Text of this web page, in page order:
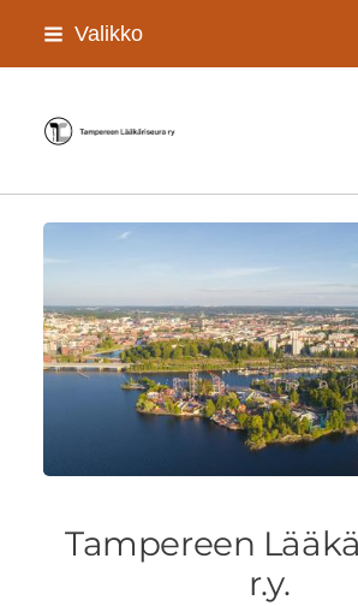
Siirry
Valikko
Tampereen
Tampereen
r.y.